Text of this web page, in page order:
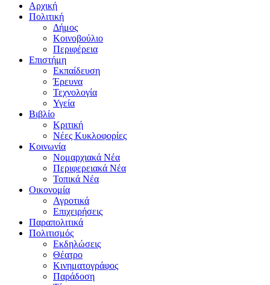
Αρχική
Πολιτική
Δήμος
Κοινοβούλιο
Περιφέρεια
Επιστήμη
Εκπαίδευση
Έρευνα
Τεχνολογία
Υγεία
Βιβλίο
Κριτική
Νέες Κυκλοφορίες
Κοινωνία
Νομαρχιακά Νέα
Περιφερειακά Νέα
Τοπικά Νέα
Οικονομία
Αγροτικά
Επιχειρήσεις
Παραπολιτικά
Πολιτισμός
Εκδηλώσεις
Θέατρο
Κινηματογράφος
Παράδοση